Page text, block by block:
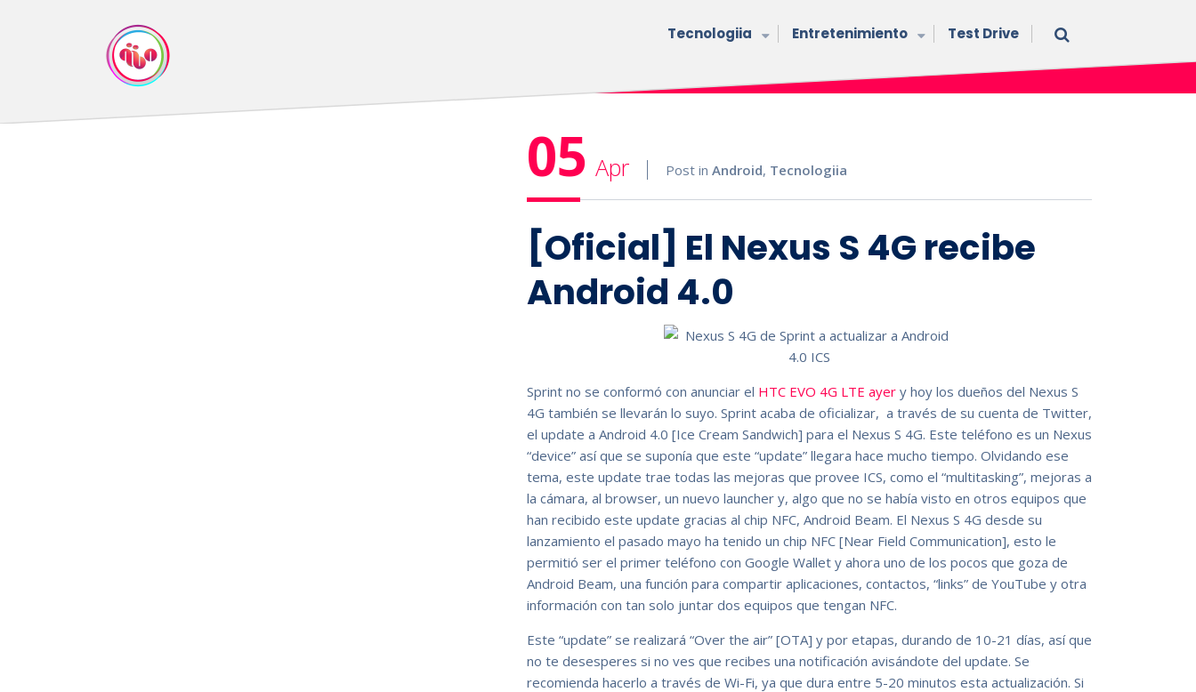
Tecnologiia Entretenimiento Test Drive
05 Apr Post inAndroid, Tecnologiia
[Oficial] El Nexus S 4G recibe
Android 4.0
Sprint no se conformó con anunciar el HTC EVO 4G LTE ayer y hoy los dueños del Nexus S
4G también se llevarán lo suyo. Sprint acaba de oficializar, a través de su cuenta de Twitter,
el update a Android 4.0 [Ice Cream Sandwich] para el Nexus S 4G. Este teléfono es un Nexus
“device” así que se suponía que este “update” llegara hace mucho tiempo. Olvidando ese
tema, este update trae todas las mejoras que provee ICS, como el “multitasking”, mejoras a
la cámara, al browser, un nuevo launcher y, algo que no se había visto en otros equipos que
han recibido este update gracias al chip NFC, Android Beam. El Nexus S 4G desde su
lanzamiento el pasado mayo ha tenido un chip NFC [Near Field Communication], esto le
permitió ser el primer teléfono con Google Wallet y ahora uno de los pocos que goza de
Android Beam, una función para compartir aplicaciones, contactos, “links” de YouTube y otra
información con tan solo juntar dos equipos que tengan NFC.
Este “update” se realizará “Over the air” [OTA] y por etapas, durando de 10-21 días, así que
no te desesperes si no ves que recibes una notificación avisándote del update. Se
recomienda hacerlo a través de Wi-Fi, ya que dura entre 5-20 minutos esta actualización. Si